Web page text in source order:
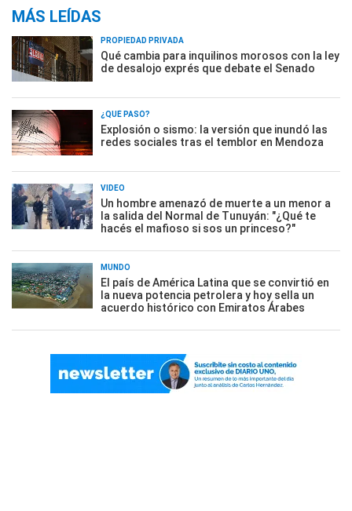
MÁS LEÍDAS
PROPIEDAD PRIVADA
Qué cambia para inquilinos morosos con la ley
de desalojo exprés que debate el Senado
¿QUÉ PASÓ?
Explosión o sismo: la versión que inundó las
redes sociales tras el temblor en Mendoza
VIDEO
Un hombre amenazó de muerte a un menor a
la salida del Normal de Tunuyán: "¿Qué te
hacés el mafioso si sos un princeso?"
MUNDO
El país de América Latina que se convirtió en
la nueva potencia petrolera y hoy sella un
acuerdo histórico con Emiratos Árabes